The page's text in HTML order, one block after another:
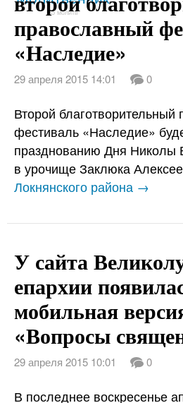
85 молитв
православный
«Наследие»
29 апреля 2015 14:01 0
Второй
фестиваль «Наследие»
празднованию Дня Николы
в урочище Заклюка
Локнянского района →
У сайта
епархии
мобильная
«Вопросы
29 апреля 2015 10:01 0
В последнее воскресенье